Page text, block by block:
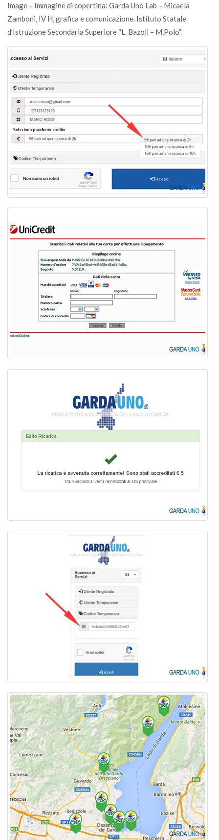
Image – Immagine di copertina: Garda Uno Lab – Micaela
Zamboni, IV H, grafica e comunicazione. Istituto Statale
d’Istruzione Secondaria Superiore “L. Bazoli – M.Polo”.